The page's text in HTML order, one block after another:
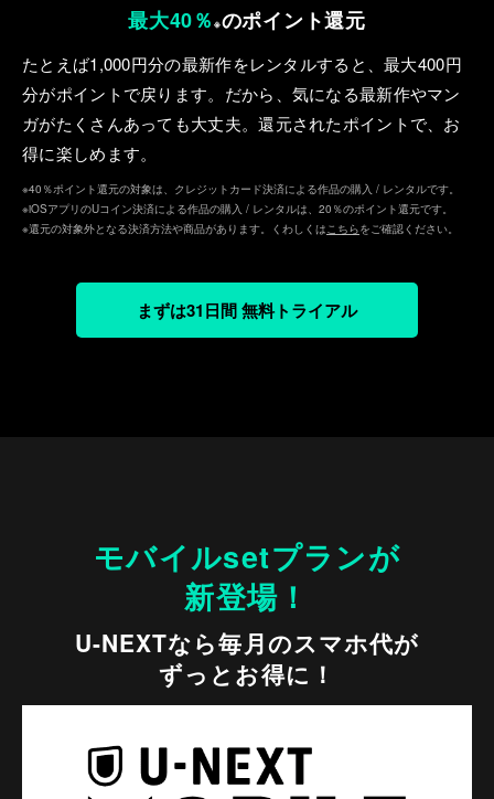
最大40％ ※のポイント還元
たとえば1,000円分の最新作をレンタルすると、最⼤400円
分がポイントで戻ります。だから、気になる最新作やマン
ガがたくさんあっても⼤丈夫。還元されたポイントで、お
得に楽しめます。
※40％ポイント還元の対象は、クレジットカード決済による作品の購入 / レンタルです。
※iOSアプリのUコイン決済による作品の購入 / レンタルは、20％のポイント還元です。
※還元の対象外となる決済方法や商品があります。くわしくはこちらをご確認ください。
まずは31日間 無料トライアル
モバイルsetプランが
新登場！
U-NEXTなら毎月のスマホ代が
ずっとお得に！